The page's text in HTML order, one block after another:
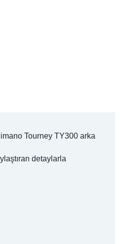
Tourney TY300 arka
detaylarla